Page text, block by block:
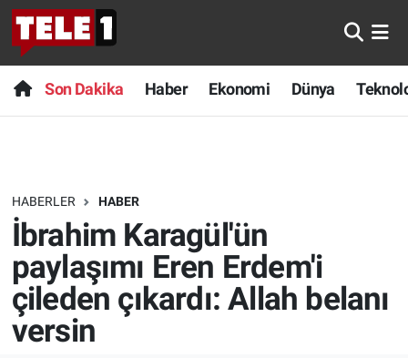
Son Dakika Haber Ekonomi Dünya
HABERLER HABER
İbrahim Karagül'ün
paylaşımı Eren Erdem'i
çileden çıkardı: Allah belanı
versin
Anında Manşet
Başka Sohbetler
Bilim turu
Bilim ve Teknoloji Evreni
Doğa Konuşuyor
Dünya
Son Dakika
Haber
Dünya
Teknoloji
Sağlık
Spor
Nöbetçi Eczaneler
Hava Durumu
Trafik Durumu
Süper Lig Puan Durumu ve Fikstür
Tüm Manşetler
Son Dakika Haberleri